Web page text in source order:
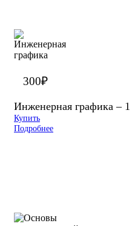
300₽
Инженерная графика
Купить
Подробнее